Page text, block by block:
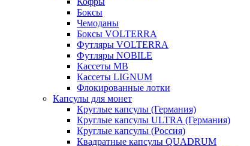
Боксы
Чемоданы
Боксы VOLTERRA
Футляры VOLTERRA
Футляры NOBILE
Кассеты МВ
Кассеты LIGNUM
Флокированные лотки
Капсулы для монет
Круглые капсулы (Германия)
Круглые капсулы ULTRA (Германия)
Круглые капсулы (Россия)
Квадратные капсулы QUADRUM